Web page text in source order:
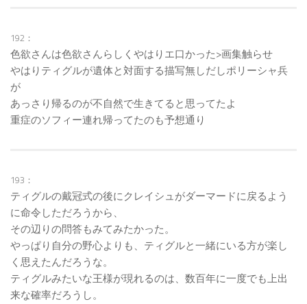
192：
色欲さんは色欲さんらしくやはりエ口かった>画集触らせ
やはりティグルが遺体と対面する描写無しだしポリーシャ兵
が
あっさり帰るのが不自然で生きてると思ってたよ
重症のソフィー連れ帰ってたのも予想通り
193：
ティグルの戴冠式の後にクレイシュがダーマードに戻るよう
に命令しただろうから、
その辺りの問答もみてみたかった。
やっぱり自分の野心よりも、ティグルと一緒にいる方が楽し
く思えたんだろうな。
ティグルみたいな王様が現れるのは、数百年に一度でも上出
来な確率だろうし。